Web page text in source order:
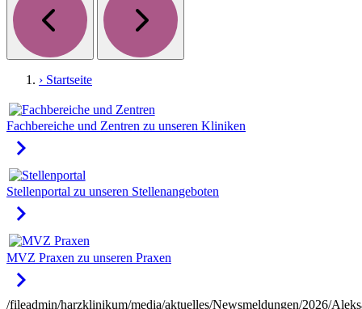
› Startseite
Fachbereiche und Zentren zu unseren Kliniken
keyboard_arrow_right
Stellenportal zu unseren Stellenangeboten
keyboard_arrow_right
MVZ Praxen zu unseren Praxen
keyboard_arrow_right
/fileadmin/harzklinikum/media/aktuelles/Newsmeldungen/2026/